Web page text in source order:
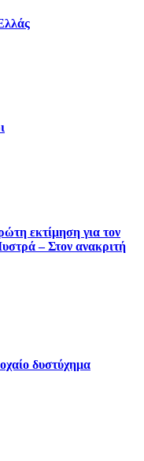
εκτίμηση για τον
– Στον ανακριτή
δυστύχημα